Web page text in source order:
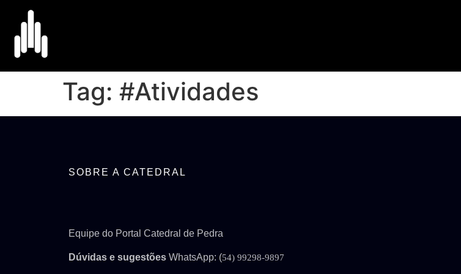
Tag: #Atividades
SOBRE A CATEDRAL
Equipe do Portal Catedral de Pedra
Dúvidas e sugestões WhatsApp: (54) 99298-9897